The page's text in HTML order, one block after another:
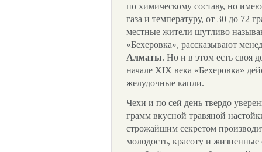
по химическому составу, но
газа и температуру, от 30 до 72
местные жители шутливо
«Бехеровка», рассказывают
Алматы. Но и в этом есть своя
начале ХIХ века «Бехеровка»
желудочные капли.
Чехи и по сей день твердо
грамм вкусной травяной
строжайшим секретом
молодость, красоту и жизненные